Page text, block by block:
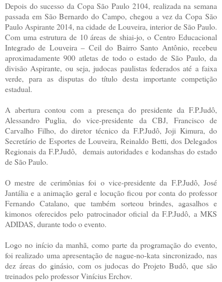
Depois do sucesso da Copa São Paulo 2104, realizada na semana
passada em São Bernardo do Campo, chegou a vez da Copa São
Paulo Aspirante 2014, na cidade de Louveira, interior de São Paulo.
Com uma estrutura de 10 áreas de shiai-jo, o Centro Educacional
Integrado de Louveira – Ceil do Bairro Santo Antônio, recebeu
aproximadamente 900 atletas de todo o estado de São Paulo, da
divisão Aspirante, ou seja, judocas paulistas federados até a faixa
verde, para as disputas do título desta importante competição
estadual.
A abertura contou com a presença do presidente da F.P.Judô,
Alessandro Puglia, do vice-presidente da CBJ, Francisco de
Carvalho Filho, do diretor técnico da F.P.Judô, Joji Kimura, do
Secretário de Esportes de Louveira, Reinaldo Betti, dos Delegados
Regionais da F.P.Judô, demais autoridades e kodanshas do estado
de São Paulo.
O mestre de cerimônias foi o vice-presidente da F.P.Judô, José
Jantália e a animação geral e locução ficou por conta do professor
Fernando Catalano, que também sorteou brindes, agasalhos e
kimonos oferecidos pelo patrocinador oficial da F.P.Judô, a MKS
ADIDAS, durante todo o evento.
Logo no início da manhã, como parte da programação do evento,
foi realizado uma apresentação de nague-no-kata sincronizado, nas
dez áreas do ginásio, com os judocas do Projeto Budô, que são
treinados pelo professor Vinícius Erchov.